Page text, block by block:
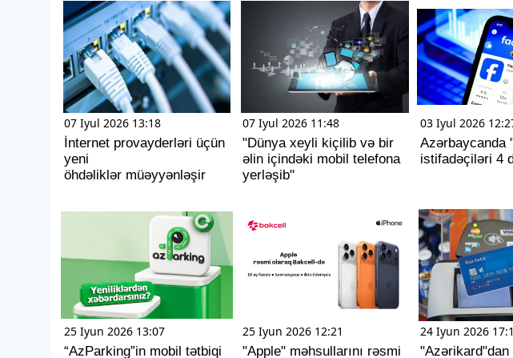
07 Iyul 2026 13:18
İnternet provayderləri üçün
yeni
öhdəliklər müəyyənləşir
07 Iyul 2026 11:48
"Dünya xeyli kiçilib və bir
əlin içindəki mobil telefona
yerləşib"
03 Iyul 2026
Azərbaycanda
istifadəçiləri 4
25 Iyun 2026 13:07
“AzParking”in mobil tətbiqi
25 Iyun 2026 12:21
"Apple" məhsullarını rəsmi
24 Iyun 2026
"Azərikard"dan